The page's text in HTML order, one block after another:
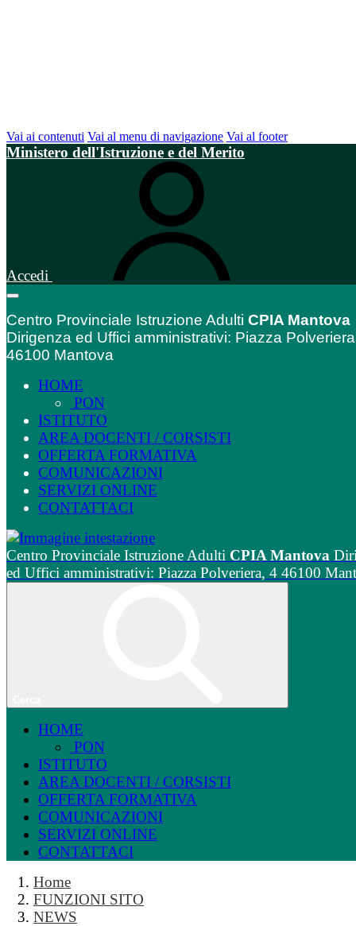
Vai ai contenuti Vai al menu di navigazione Vai al footer
Ministero dell'Istruzione e del Merito
Accedi
Centro Provinciale Istruzione Adulti CPIA Mantova
Dirigenza ed Uffici amministrativi: Piazza
46100 Mantova
HOME
PON
ISTITUTO
AREA DOCENTI / CORSISTI
OFFERTA FORMATIVA
COMUNICAZIONI
SERVIZI ONLINE
CONTATTACI
Centro Provinciale Istruzione Adulti CPIA Mantova
ed Uffici amministrativi: Piazza Polveriera, 4 46100
HOME
PON
ISTITUTO
AREA DOCENTI / CORSISTI
OFFERTA FORMATIVA
COMUNICAZIONI
SERVIZI ONLINE
CONTATTACI
Home
FUNZIONI SITO
NEWS